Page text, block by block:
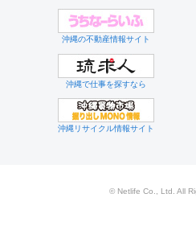
沖縄の不動産情報サイト
沖縄で仕事を探すなら
沖縄リサイクル情報サイト
© Netlife Co., Ltd. All